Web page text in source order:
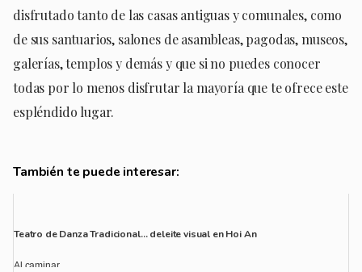
disfrutado tanto de las casas antiguas y comunales, como
de sus santuarios, salones de asambleas, pagodas, museos,
galerías, templos y demás y que si no puedes conocer
todas por lo menos disfrutar la mayoría que te ofrece este
espléndido lugar.
También te puede interesar:
Teatro de Danza Tradicional… deleite visual en Hoi An
Al caminar ...